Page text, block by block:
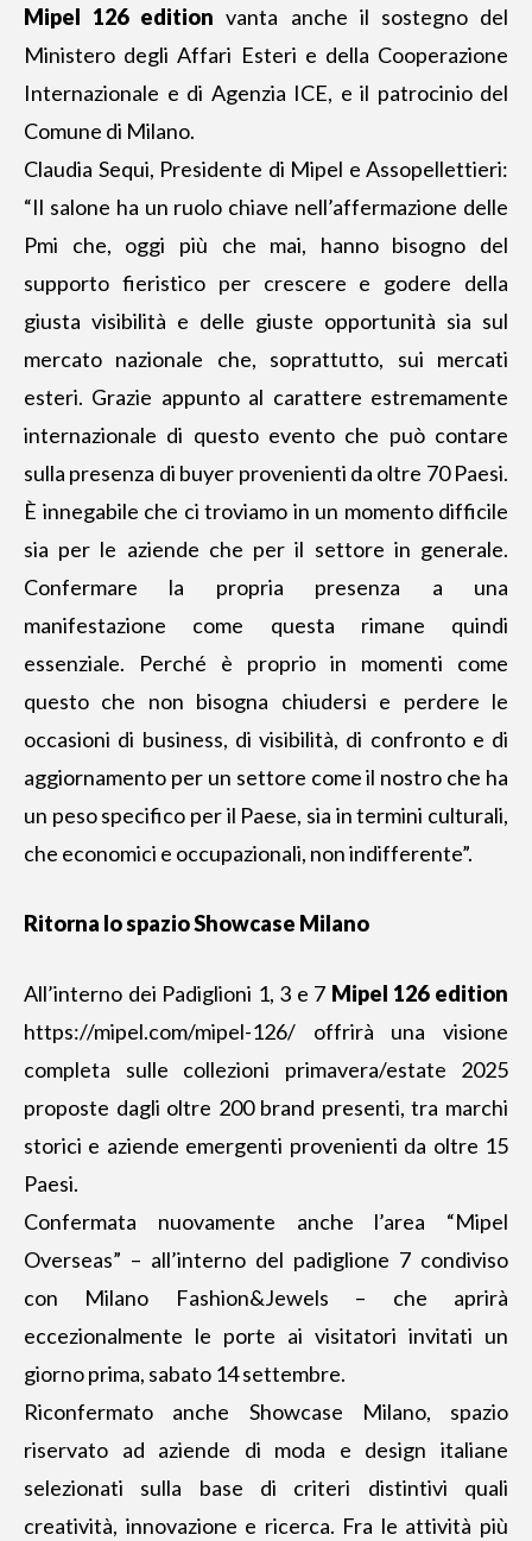
Mipel 126 edition vanta anche il sostegno del
Ministero degli Affari Esteri e della Cooperazione
Internazionale e di Agenzia ICE, e il patrocinio del
Comune di Milano.
Claudia Sequi, Presidente di Mipel e Assopellettieri:
“Il salone ha un ruolo chiave nell’affermazione delle
Pmi che, oggi più che mai, hanno bisogno del
supporto fieristico per crescere e godere della
giusta visibilità e delle giuste opportunità sia sul
mercato nazionale che, soprattutto, sui mercati
esteri. Grazie appunto al carattere estremamente
internazionale di questo evento che può contare
sulla presenza di buyer provenienti da oltre 70 Paesi.
È innegabile che ci troviamo in un momento difficile
sia per le aziende che per il settore in generale.
Confermare la propria presenza a una
manifestazione come questa rimane quindi
essenziale. Perché è proprio in momenti come
questo che non bisogna chiudersi e perdere le
occasioni di business, di visibilità, di confronto e di
aggiornamento per un settore come il nostro che ha
un peso specifico per il Paese, sia in termini culturali,
che economici e occupazionali, non indifferente”.
Ritorna lo spazio Showcase Milano
All’interno dei Padiglioni 1, 3 e 7 Mipel 126 edition
https://mipel.com/mipel-126/
offrirà una visione
completa sulle collezioni primavera/estate 2025
proposte dagli oltre 200 brand presenti, tra marchi
storici e aziende emergenti provenienti da oltre 15
Paesi.
Confermata nuovamente anche l’area “Mipel
Overseas” – all’interno del padiglione 7 condiviso
con Milano Fashion&Jewels – che aprirà
eccezionalmente le porte ai visitatori invitati un
giorno prima, sabato 14 settembre.
Riconfermato anche Showcase Milano, spazio
riservato ad aziende di moda e design italiane
selezionati sulla base di criteri distintivi quali
creatività, innovazione e ricerca. Fra le attività più